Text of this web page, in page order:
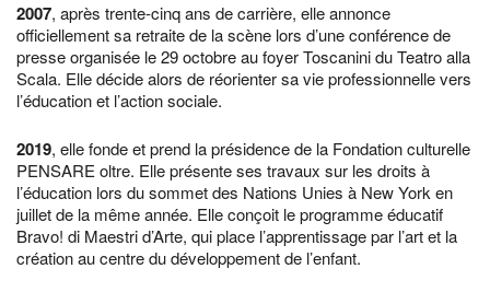
2007, après trente-cinq ans de carrière, elle annonce
officiellement sa retraite de la scène lors d’une conférence de
presse organisée le 29 octobre au foyer Toscanini du Teatro alla
Scala. Elle décide alors de réorienter sa vie professionnelle vers
l’éducation et l’action sociale.
2019, elle fonde et prend la présidence de la Fondation culturelle
PENSARE oltre. Elle présente ses travaux sur les droits à
l’éducation lors du sommet des Nations Unies à New York en
juillet de la même année. Elle conçoit le programme éducatif
Bravo! di Maestri d’Arte, qui place l’apprentissage par l’art et la
création au centre du développement de l’enfant.